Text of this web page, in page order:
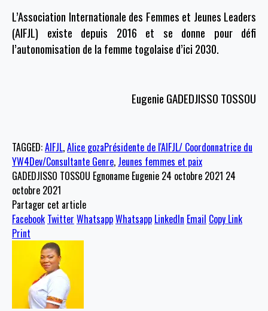
L’Association Internationale des Femmes et Jeunes Leaders
(AIFJL) existe depuis 2016 et se donne pour défi
l’autonomisation de la femme togolaise d’ici 2030.
Eugenie GADEDJISSO TOSSOU
TAGGED:AIFJL,Alice gozaPrésidente de l'AIFJL/ Coordonnatrice du
YW4Dev/Consultante Genre, Jeunes femmes et paix
GADEDJISSO TOSSOU Egnoname Eugenie 24 octobre 2021 24
octobre 2021
Partager cet article
Facebook Twitter WhatsappWhatsapp LinkedIn Email Copy Link
Print